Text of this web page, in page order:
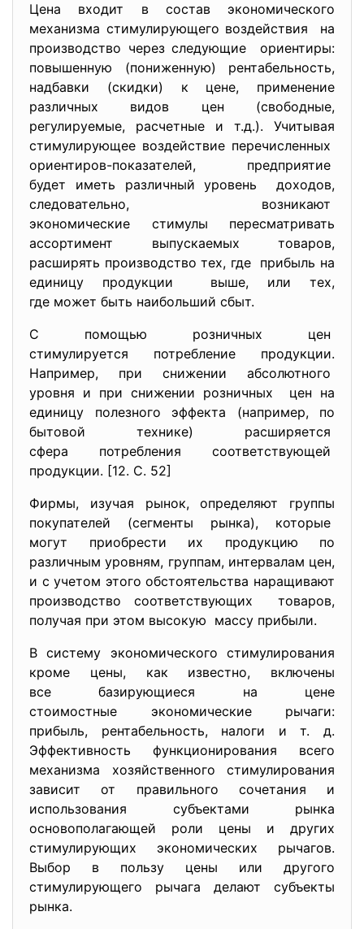
Цена входит в состав экономического
механизма стимулирующего воздействия на
производство через следующие ориентиры:
повышенную (пониженную) рентабельность,
надбавки (скидки) к цене, применение
различных видов цен (свободные,
регулируемые, расчетные и т.д.). Учитывая
стимулирующее воздействие перечисленных
ориентиров-показателей, предприятие
будет иметь различный уровень доходов,
следовательно, возникают
экономические стимулы пересматривать
ассортимент выпускаемых товаров,
расширять производство тех, где прибыль на
единицу продукции выше, или тех,
где может быть наибольший сбыт.
С помощью розничных цен
стимулируется потребление продукции.
Например, при снижении абсолютного
уровня и при снижении розничных цен на
единицу полезного эффекта (например, по
бытовой технике) расширяется
сфера потребления соответствующей
продукции. [12. С. 52]
Фирмы, изучая рынок, определяют группы
покупателей (сегменты рынка), которые
могут приобрести их продукцию по
различным уровням, группам, интервалам цен,
и с учетом этого обстоятельства наращивают
производство соответствующих товаров,
получая при этом высокую массу прибыли.
В систему экономического стимулирования
кроме цены, как известно, включены
все базирующиеся на цене
стоимостные экономические рычаги:
прибыль, рентабельность, налоги и т. д.
Эффективность функционирования всего
механизма хозяйственного стимулирования
зависит от правильного сочетания и
использования субъектами рынка
основополагающей роли цены и других
стимулирующих экономических рычагов.
Выбор в пользу цены или другого
стимулирующего рычага делают субъекты
рынка.